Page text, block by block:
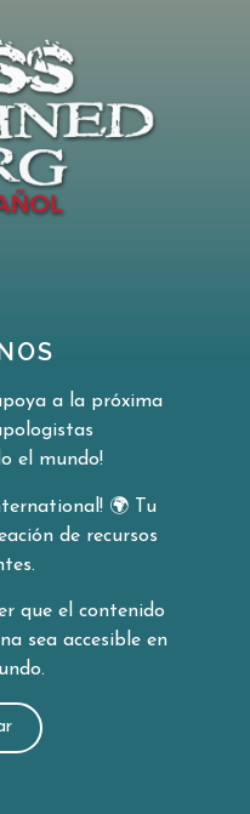
a la próxima
el mundo!
🌍
Tu
de recursos
que el contenido
sea accesible en